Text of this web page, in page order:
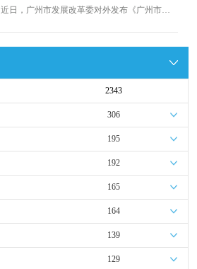
近日，广州市发展改革委对外发布《广州市氢
沙在资源、制造、物流、港口等方面的综合优
势，开展氢能公交、氢能港口、氢能船舶等应
2343
306
195
192
165
164
139
129